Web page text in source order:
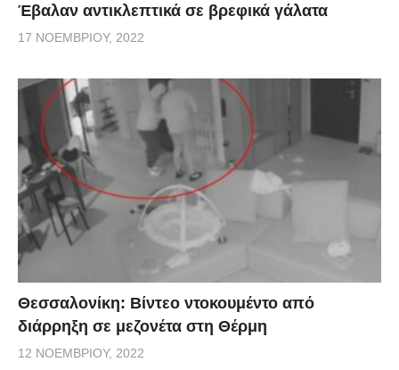
Έβαλαν αντικλεπτικά σε βρεφικά γάλατα
17 ΝΟΕΜΒΡΊΟΥ, 2022
Θεσσαλονίκη: Βίντεο ντοκουμέντο από
διάρρηξη σε μεζονέτα στη Θέρμη
12 ΝΟΕΜΒΡΊΟΥ, 2022